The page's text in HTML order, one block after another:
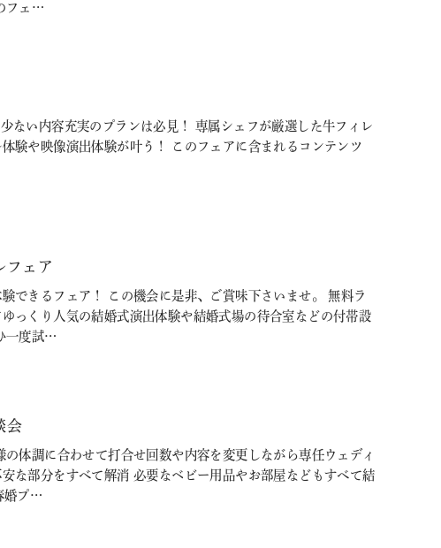
フェ…
い内容充実のプランは必見！ 専属シェフが厳選した牛フィレ
験や映像演出体験が叶う！ このフェアに含まれるコンテンツ
フェア
できるフェア！ この機会に是非、ご賞味下さいませ。 無料ラ
っくり人気の結婚式演出体験や結婚式場の待合室などの付帯設
一度試…
会
体調に合わせて打合せ回数や内容を変更しながら専任ウェディ
な部分をすべて解消 必要なベビー用品やお部屋などもすべて結
婚プ…